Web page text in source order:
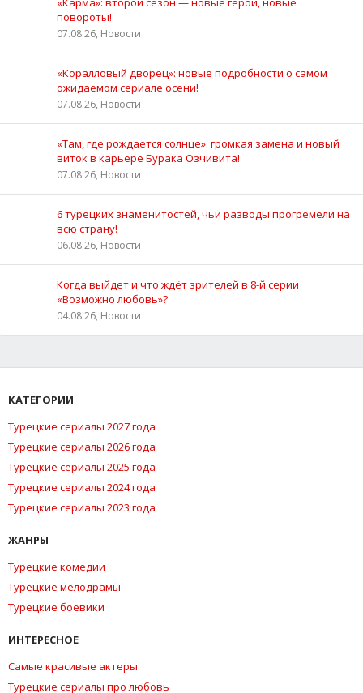
повороты!
07.08.26, Новости
«Коралловый дворец»: новые подробности о самом
ожидаемом сериале осени!
07.08.26, Новости
«Там, где рождается солнце»: громкая замена и новый
виток в карьере Бурака Озчивита!
07.08.26, Новости
6 турецких знаменитостей, чьи разводы прогремели на
всю страну!
06.08.26, Новости
Когда выйдет и что ждёт зрителей в 8-й серии
«Возможно любовь»?
04.08.26, Новости
КАТЕГОРИИ
Турецкие сериалы 2027 года
Турецкие сериалы 2026 года
Турецкие сериалы 2025 года
Турецкие сериалы 2024 года
Турецкие сериалы 2023 года
ЖАНРЫ
Турецкие комедии
Турецкие мелодрамы
Турецкие боевики
ИНТЕРЕСНОЕ
Самые красивые актеры
Турецкие сериалы про любовь